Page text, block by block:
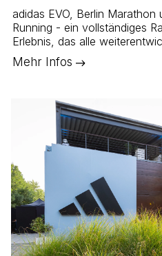
adidas EVO, Berlin
Running - ein vollständiges
Erlebnis, das alle
Mehr Infos